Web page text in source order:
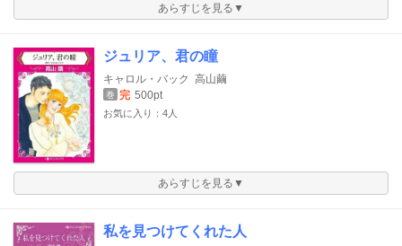
あらすじを見る▼
ジュリア、君の瞳
キャロル・バック 高山繭
巻 完 500pt
お気に入り：4人
あらすじを見る▼
私を見つけてくれた人